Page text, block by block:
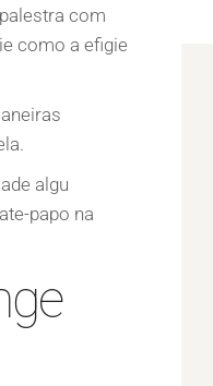
com
como a efigie
algu
papo na